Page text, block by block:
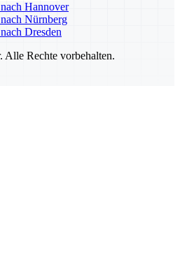
Hannover
Nürnberg
Dresden
Rechte vorbehalten.